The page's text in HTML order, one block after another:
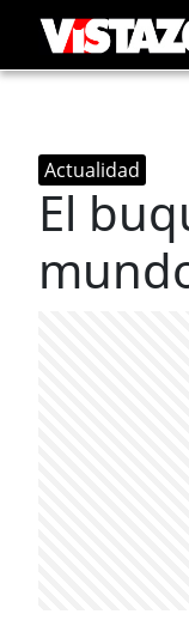
Actualidad
El